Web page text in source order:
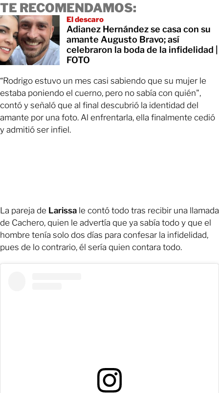
TE RECOMENDAMOS:
El descaro
Adianez Hernández se casa con su
amante Augusto Bravo; así
celebraron la boda de la infidelidad |
FOTO
“Rodrigo estuvo un mes casi sabiendo que su mujer le
estaba poniendo el cuerno, pero no sabía con quién",
contó y señaló que al final descubrió la identidad del
amante por una foto. Al enfrentarla, ella finalmente cedió
y admitió ser infiel.
La pareja de Larissa le contó todo tras recibir una llamada
de Cachero, quien le advertía que ya sabía todo y que el
hombre tenía solo dos días para confesar la infidelidad,
pues de lo contrario, él sería quien contara todo.